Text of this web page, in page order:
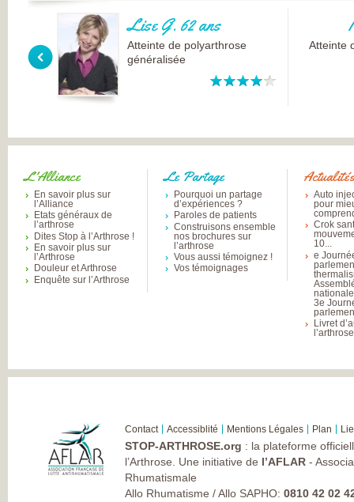
Lise G. 62 ans
Atteinte de polyarthrose
généralisée
Atteinte
L'Alliance
En savoir plus sur
l’Alliance
Etats généraux de
l’arthrose
Dites Stop à l’Arthrose !
En savoir plus sur
l’Arthrose
Douleur et Arthrose
Enquête sur l’Arthrose
Le Partage
Pourquoi un partage
d’expériences ?
Paroles de patients
Construisons ensemble
nos brochures sur
l’arthrose
Vous aussi témoignez !
Vos témoignages
Auto
pour
Crok
10...
e
3e
Livret
l’arthrose
Contact Accessiblité Mentions Légales Plan
STOP-ARTHROSE.org : la plateforme
l’Arthrose. Une initiative de l’AFLAR -
Rhumatismale
Allo Rhumatisme / Allo SAPHO: 0810 42 02